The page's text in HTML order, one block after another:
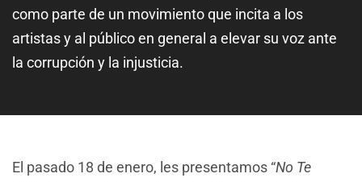
como parte de un movimiento que incita a los
artistas y al público en general a elevar su voz ante
la corrupción y la injusticia.
El pasado 18 de enero, les presentamos “No Te